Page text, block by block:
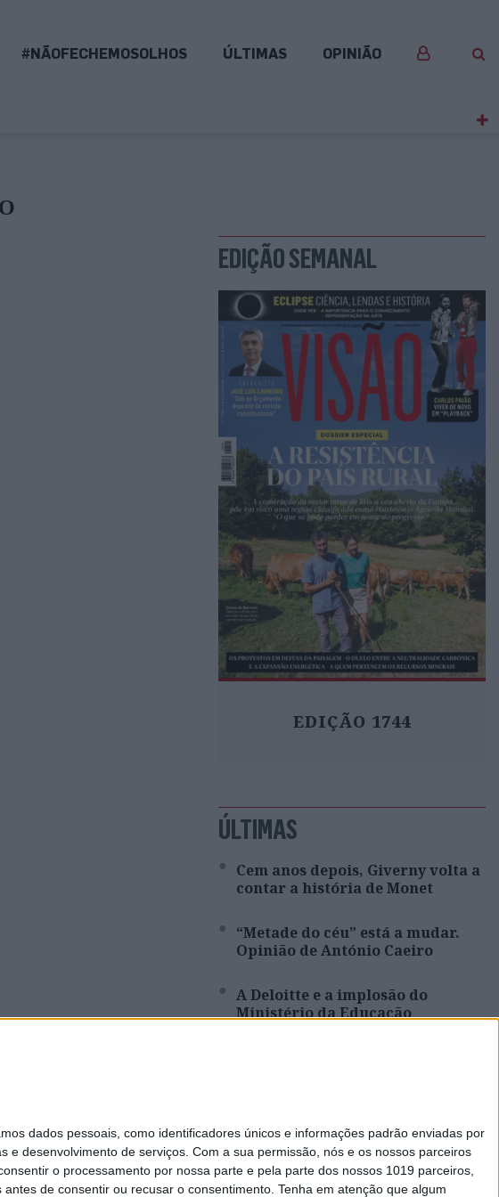
dados pessoais, como identificadores únicos e informações padrão enviadas por
e desenvolvimento de serviços. Com a sua permissão, nós e os nossos parceiros
o processamento por nossa parte e pela parte dos nossos 1019 parceiros,
de consentir ou recusar o consentimento. Tenha em atenção que algum
#NÃOFECHEMOSOLHOS ÚLTIMAS OPINIÃO
EDIÇÃO SEMANAL
EDIÇÃO 1744
ÚLTIMAS
Cem anos depois, Giverny volta a
contar a história de Monet
“Metade do céu” está a mudar.
Opinião de António Caeiro
A Deloitte e a implosão do
Ministério da Educação
banco mente